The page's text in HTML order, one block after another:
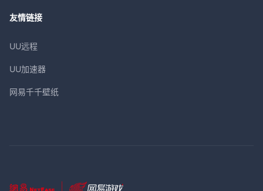
友情链接
UU远程
UU加速器
网易千千壁纸